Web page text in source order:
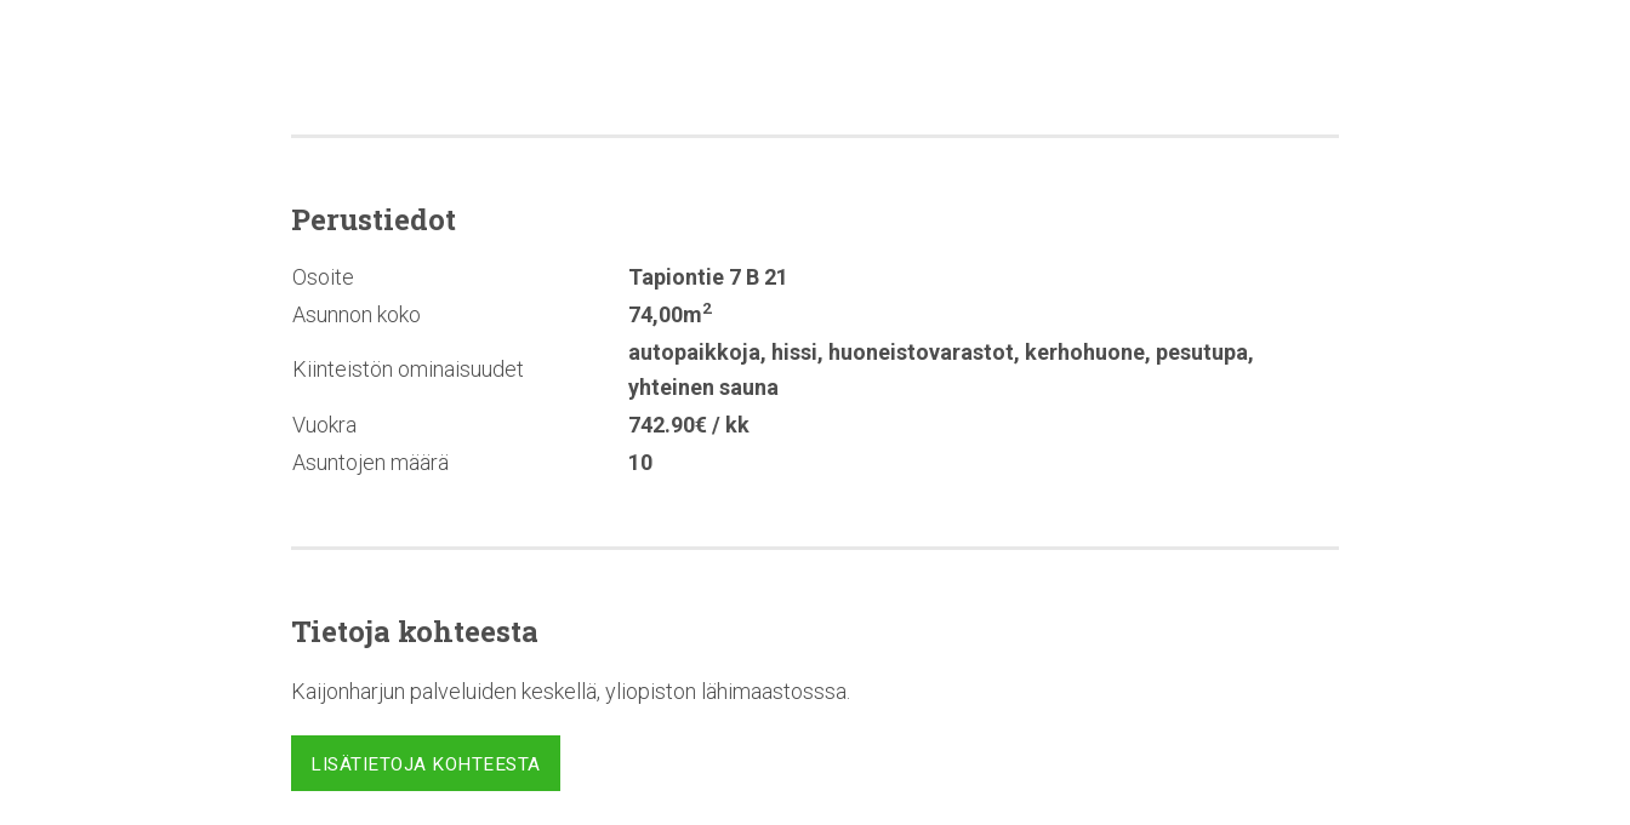
Perustiedot
Osoite
Tapiontie 7 B 21
Asunnon koko
74,00m2
Kiinteistön ominaisuudet
autopaikkoja, hissi, huoneistovarastot, kerhohuone, pesutupa,
yhteinen sauna
Vuokra
742.90€ / kk
Asuntojen määrä
10
Tietoja kohteesta
Kaijonharjun palveluiden keskellä, yliopiston lähimaastosssa.
LISÄTIETOJA KOHTEESTA